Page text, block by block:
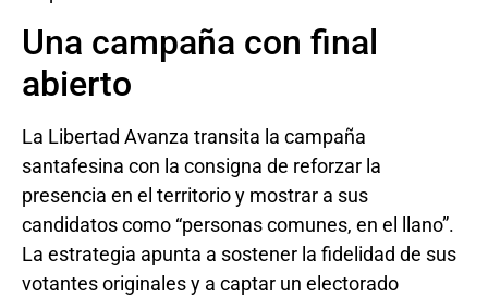
Una campaña con final
abierto
La Libertad Avanza transita la campaña
santafesina con la consigna de reforzar la
presencia en el territorio y mostrar a sus
candidatos como “personas comunes, en el llano”.
La estrategia apunta a sostener la fidelidad de sus
votantes originales y a captar un electorado